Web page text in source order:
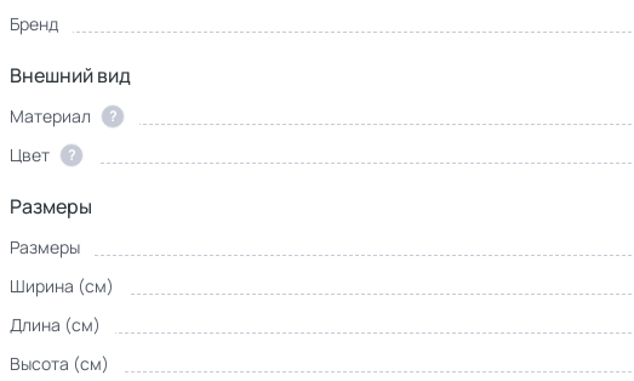
Бренд
Внешний вид
Материал ?
Цвет
?
Размеры
Размеры
Ширина (см)
Длина (см)
Высота (см)